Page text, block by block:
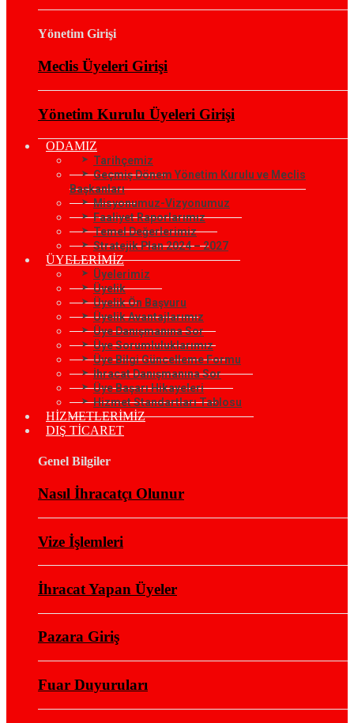
Yönetim Girişi
Meclis Üyeleri Girişi
Yönetim Kurulu Üyeleri Girişi
ODAMIZ
Tarihçemiz
Geçmiş Dönem Yönetim Kurulu ve Meclis
Başkanları
Misyonumuz-Vizyonumuz
Faaliyet Raporlarımız
Temel Değerlerimiz
Stratejik Plan 2024 – 2027
ÜYELERİMİZ
Üyelerimiz
Üyelik
Üyelik Ön Başvuru
Üyelik Avantajlarımız
Üye Danışmanına Sor
Üye Sorumluluklarımız
Üye Bilgi Güncelleme Formu
İhracat Danışmanına Sor
Üye Başarı Hikayeleri
Hizmet Standartları Tablosu
HİZMETLERİMİZ
DIŞ TİCARET
Genel Bilgiler
Nasıl İhracatçı Olunur
Vize İşlemleri
İhracat Yapan Üyeler
Pazara Giriş
Fuar Duyuruları